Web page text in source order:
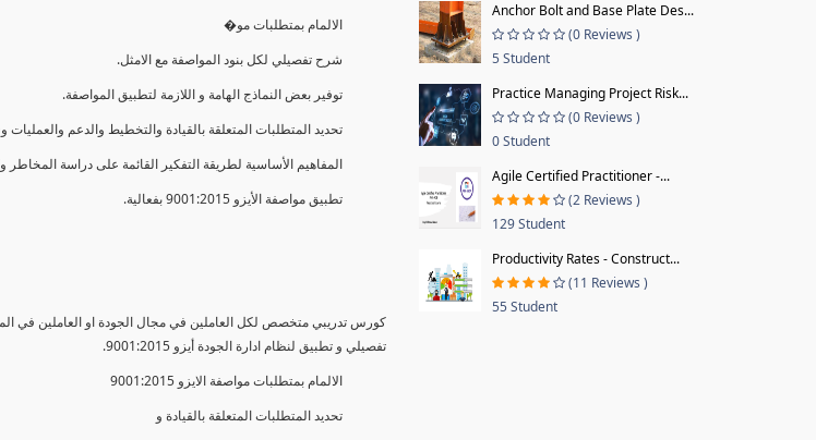
الالمام بمتطلبات مو�
شرح تفصيلي لكل بنود المواصفة مع الامثل.
توفير بعض النماذج الهامة و اللازمة لتطبيق المواصفة.
تحديد المتطلبات المتعلقة بالقيادة والتخطيط والدعم
المفاهيم الأساسية لطريقة التفكير القائمة على دراسة المخاطر
تطبيق مواصفة الأيزو 9001:2015 بفعالية.
كورس تدريبي متخصص لكل العاملين في مجال الجودة او العاملين في
تفصيلي و تطبيق لنظام ادارة الجودة أيزو 9001:2015.
الالمام بمتطلبات مواصفة الايزو 9001:2015
تحديد المتطلبات المتعلقة بالقيادة و
Anchor Bolt and Base Plate Des...
(0 Reviews )
5 Student
Practice Managing Project Risk...
(0 Reviews )
0 Student
Agile Certified Practitioner -...
(2 Reviews )
129 Student
Productivity Rates - Construct...
(11 Reviews )
55 Student